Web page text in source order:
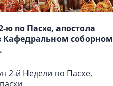
ю по Пасхе, апостола
соборном
2-й Недели по Пасхе,